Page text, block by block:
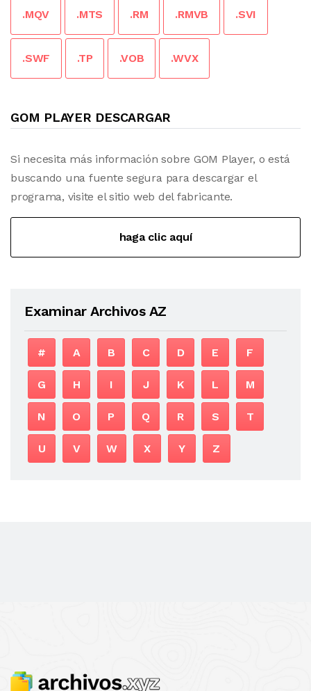
.MQV .MTS .RM .RMVB .SVI
.SWF .TP .VOB .WVX
GOM PLAYER DESCARGAR
Si necesita más información sobre GOM Player, o está
buscando una fuente segura para descargar el
programa, visite el sitio web del fabricante.
haga clic aquí
Examinar Archivos AZ
# A B C D E F
G H I J K L M
N O P Q R S T
U V W X Y Z